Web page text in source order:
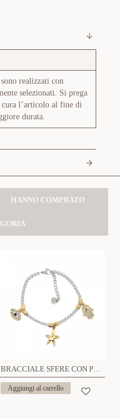
realizzati con
selezionati. Si prega
cura l’articolo al fine di
durata.
HANNO COMPRATO
BRACCIALE SFERE CON PEPITE E CHARMS - JN2384E555
Aggiungi al carrello